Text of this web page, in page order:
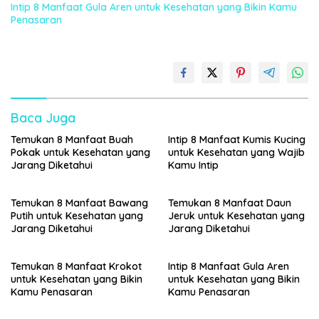
Intip 8 Manfaat Gula Aren untuk Kesehatan yang Bikin Kamu
Penasaran
Baca Juga
Temukan 8 Manfaat Buah
Pokak untuk Kesehatan yang
Jarang Diketahui
Intip 8 Manfaat Kumis Kucing
untuk Kesehatan yang Wajib
Kamu Intip
Temukan 8 Manfaat Bawang
Putih untuk Kesehatan yang
Jarang Diketahui
Temukan 8 Manfaat Daun
Jeruk untuk Kesehatan yang
Jarang Diketahui
Temukan 8 Manfaat Krokot
untuk Kesehatan yang Bikin
Kamu Penasaran
Intip 8 Manfaat Gula Aren
untuk Kesehatan yang Bikin
Kamu Penasaran